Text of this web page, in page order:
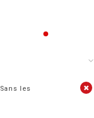
Sans les